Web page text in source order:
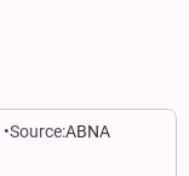
Source:ABNA